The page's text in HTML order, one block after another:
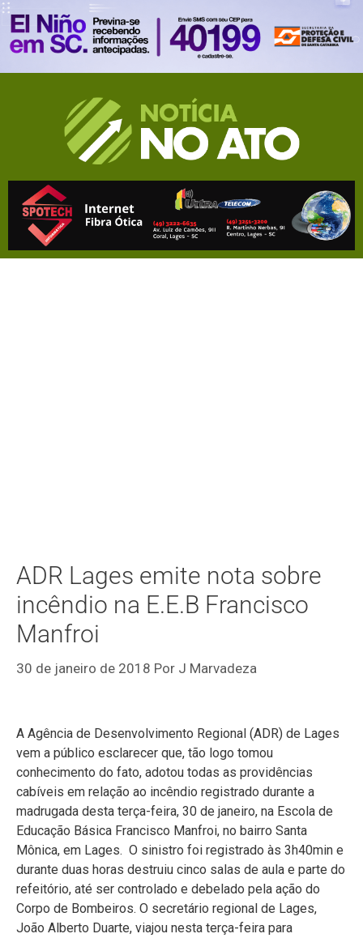
ADR Lages emite nota sobre
incêndio na E.E.B Francisco
Manfroi
30 de janeiro de 2018 Por J Marvadeza
A Agência de Desenvolvimento Regional (ADR) de Lages
vem a público esclarecer que, tão logo tomou
conhecimento do fato, adotou todas as providências
cabíveis em relação ao incêndio registrado durante a
madrugada desta terça-feira, 30 de janeiro, na Escola de
Educação Básica Francisco Manfroi, no bairro Santa
Mônica, em Lages. O sinistro foi registrado às 3h40min e
durante duas horas destruiu cinco salas de aula e parte do
refeitório, até ser controlado e debelado pela ação do
Corpo de Bombeiros. O secretário regional de Lages,
João Alberto Duarte, viajou nesta terça-feira para